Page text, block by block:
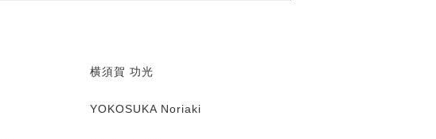
横須賀 功光
YOKOSUKA Noriaki